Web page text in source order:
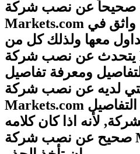
صحيحاً عن نصب شركة
Markets.com لأنه يجب ان تكون واثق في
معها ولذلك كل من
يتحدث عن نصب شركة Markets.com يجب
ومعرفة تفاصيل
لديه عن نصب شركة
Markets.com و حاول معرفة ادق التفاصيل
لأنه اذا كان كلامه
صحيح عن نصب شركة Markets.com فيجب